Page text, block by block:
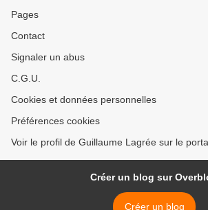
Pages
Contact
Signaler un abus
C.G.U.
Cookies et données personnelles
Préférences cookies
Voir le profil de Guillaume Lagrée sur le
Créer un blog sur
Créer un blog